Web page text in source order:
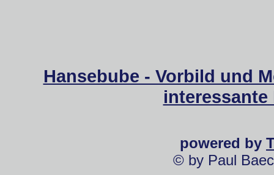
Hansebube - Vorbild und
powered by
© by Paul